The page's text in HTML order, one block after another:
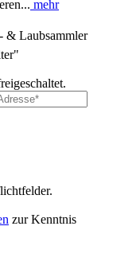
mehr
Laubsammler 
zur Kenntnis